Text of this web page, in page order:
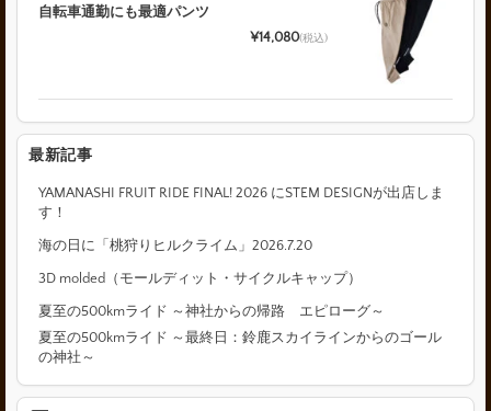
自転車通勤にも最適パンツ
¥14,080(税込)
最新記事
YAMANASHI FRUIT RIDE FINAL! 2026 にSTEM DESIGNが出店しま
す！
海の日に「桃狩りヒルクライム」2026.7.20
3D molded（モールディット・サイクルキャップ）
夏至の500kmライド ～神社からの帰路 エピローグ～
夏至の500kmライド ～最終日：鈴鹿スカイラインからのゴール
の神社～